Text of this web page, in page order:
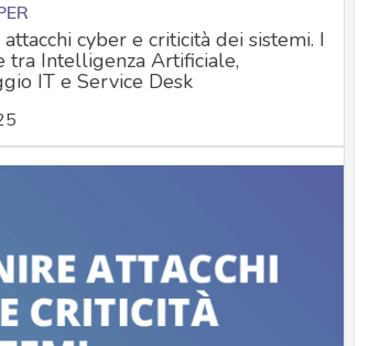
cyber e criticità dei sistemi. I
tra Intelligenza Artificiale,
IT e Service Desk